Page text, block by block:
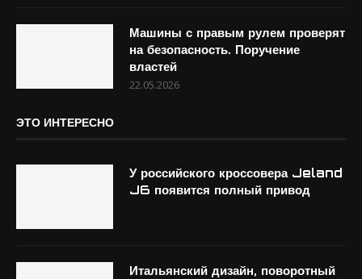
Машины с правым рулем проверят
на безопасность. Поручение
властей
22.05.2026
ЭТО ИНТЕРЕСНО
У российского кроссовера Jeland
J6 появится полный привод
Итальянский дизайн, поворотный